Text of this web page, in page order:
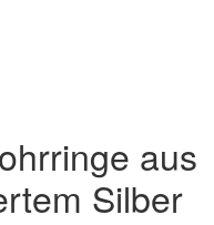
aus
Silber